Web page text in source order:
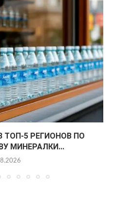
ТОП-5 РЕГИОНОВ ПО
МИНЕРАЛКИ...